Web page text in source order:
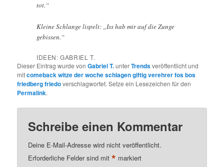
tot.“
Kleine Schlange lispelt: „Iss hab mir auf die Zunge
gebissen.“
IDEEN: GABRIEL T.
Dieser Eintrag wurde vonGabriel T.unterTrendsveröffentlicht und
mitcomeback witze der woche schlagen giftig verehrer fos bos
friedberg friedoverschlagwortet. Setze ein Lesezeichen für den
Permalink.
Schreibe einen Kommentar
Deine E-Mail-Adresse wird nicht veröffentlicht.
Erforderliche Felder sind mit* markiert